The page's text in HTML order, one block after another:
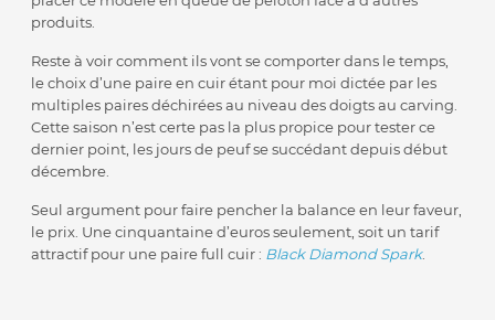
produits.
Reste à voir comment ils vont se comporter dans le temps,
le choix d’une paire en cuir étant pour moi dictée par les
multiples paires déchirées au niveau des doigts au carving.
Cette saison n’est certe pas la plus propice pour tester ce
dernier point, les jours de peuf se succédant depuis début
décembre.
Seul argument pour faire pencher la balance en leur faveur,
le prix. Une cinquantaine d’euros seulement, soit un tarif
attractif pour une paire full cuir : Black Diamond Spark.